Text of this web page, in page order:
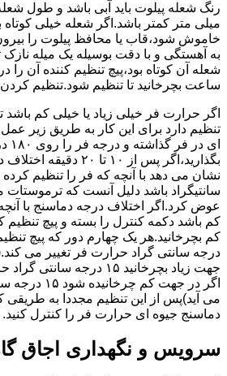
میلی متر کمتر باشد.اگر شعله خیلی کوتاه
خاموش شود،قاب یا محافظ پیلوت را
به آهستگی و با دقت بوسیله یک میله نازک
شعله آن کوتاه بود،پیچ تنظیم کننده آن
ساعت بچرخانید تا تنظیم شود.تنظیم
اگر حرارت فر خیلی زیاد یا خیلی کم باشد
تنظیم دارد برای این کار به طریق زیر
ای
بگذارید،اگر پس از ۱۰ تا
سانتیگراد باشد دلیل آنست که ترموستات
عوض کرد.اگر اختلاف درجه دماسنج با
کم باشد دکمه کنترل را بسته و پیچ تنظیم
درجه سانتی گراد حرارت فر تغییر می
جهت زیاد بچرخانید ۱۵ درجه
اگر در جهت کم
می آید)پس از این تنظیم مجددا به طریقی
دماسنج جیوه ای حرارت فر را کنترل کنید.
سرویس و نگهداری اجاق